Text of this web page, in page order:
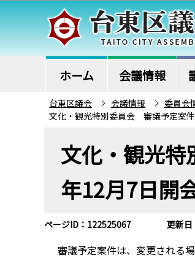
こ
の
ペ
ー
ホーム 会議情報
台東区議会 会議情報 委員会
文化・観光特別委員会 審議予定案件
ら
文化・観光
年12月7日開会
ページID：122525067 更新
審議予定案件は、変更される場